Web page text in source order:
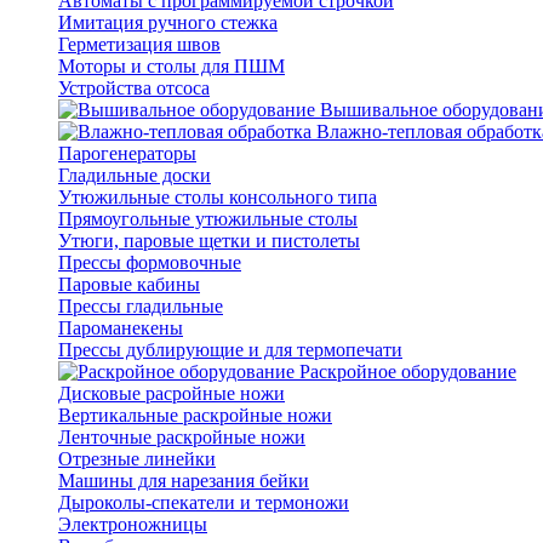
Имитация ручного стежка
Герметизация швов
Моторы и столы для ПШМ
Устройства отсоса
Вышивальное
Влажно-тепловая
Парогенераторы
Гладильные доски
Утюжильные столы консольного типа
Прямоугольные утюжильные столы
Утюги, паровые щетки и пистолеты
Прессы формовочные
Паровые кабины
Прессы гладильные
Пароманекены
Прессы дублирующие и для термопечати
Раскройное оборудование
Дисковые расройные ножи
Вертикальные раскройные ножи
Ленточные раскройные ножи
Отрезные линейки
Машины для нарезания бейки
Дыроколы-спекатели и термоножи
Электроножницы